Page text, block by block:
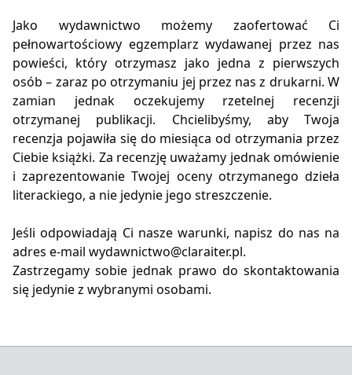
Jako wydawnictwo możemy zaofertować Ci
pełnowartościowy egzemplarz wydawanej przez nas
powieści, który otrzymasz jako jedna z pierwszych
osób – zaraz po otrzymaniu jej przez nas z drukarni. W
zamian jednak oczekujemy rzetelnej recenzji
otrzymanej publikacji. Chcielibyśmy, aby Twoja
recenzja pojawiła się do miesiąca od otrzymania przez
Ciebie książki. Za recenzję uważamy jednak omówienie
i zaprezentowanie Twojej oceny otrzymanego dzieła
literackiego, a nie jedynie jego streszczenie.
Jeśli odpowiadają Ci nasze warunki, napisz do nas na
adres e-mail wydawnictwo@claraiter.pl.
Zastrzegamy sobie jednak prawo do skontaktowania
się jedynie z wybranymi osobami.